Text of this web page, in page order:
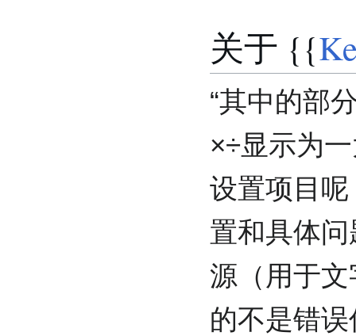
关于 {{
“其中的部
×÷显示为
设置项目
置和具体问
源（用于文
的不是错